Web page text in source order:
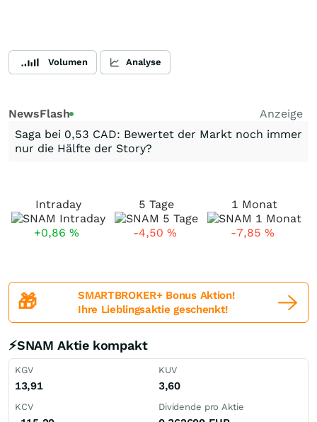
Volumen Analyse
NewsFlash
Anzeige
Saga bei 0,53 CAD: Bewertet der Markt noch immer
nur die Hälfte der Story?
Intraday
+0,86 %
5 Tage
-4,50 %
1 Monat
-7,85 %
🎁
SMARTBROKER+ Bonus Aktion!
Ihre Lieblingsaktie geschenkt!
⚡SNAM Aktie kompakt
KGV
13,91
KUV
3,60
KCV Dividende pro Aktie